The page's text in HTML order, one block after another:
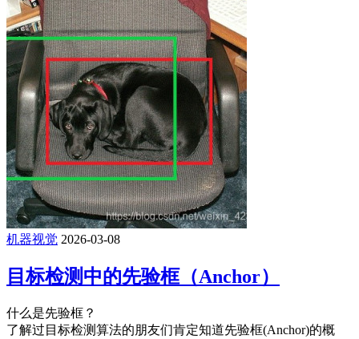
机器视觉 2026-03-08
目标检测中的先验框（Anchor）
什么是先验框？
了解过目标检测算法的朋友们肯定知道先验框(Anchor)的概